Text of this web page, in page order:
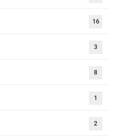
16
3
8
1
2